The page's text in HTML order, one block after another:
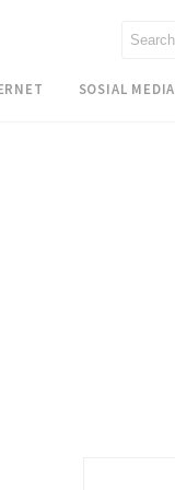
SOSIAL MEDIA